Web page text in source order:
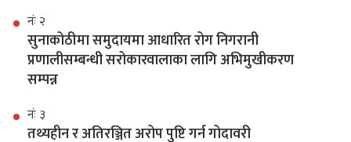
नंः २
सुनाकोठीमा समुदायमा आधारित रोग निगरानी
प्रणालीसम्बन्धी सरोकारवालाका लागि अभिमुखीकरण
सम्पन्न
नंः ३
तथ्यहीन र अतिरञ्जित अरोप पुष्टि गर्न गोदावरी